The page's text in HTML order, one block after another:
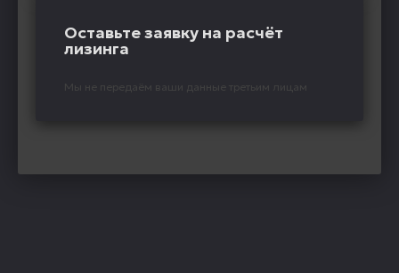
Оставьте заявку на расчёт
лизинга
Мы не передаём ваши данные третьим лицам